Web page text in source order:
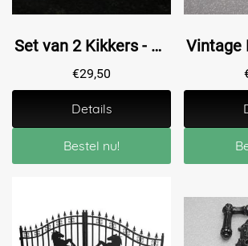
Set van 2 Kikkers - Polystone - Zeer Gedetailleerd
€29,50
Details
Bestel nu!